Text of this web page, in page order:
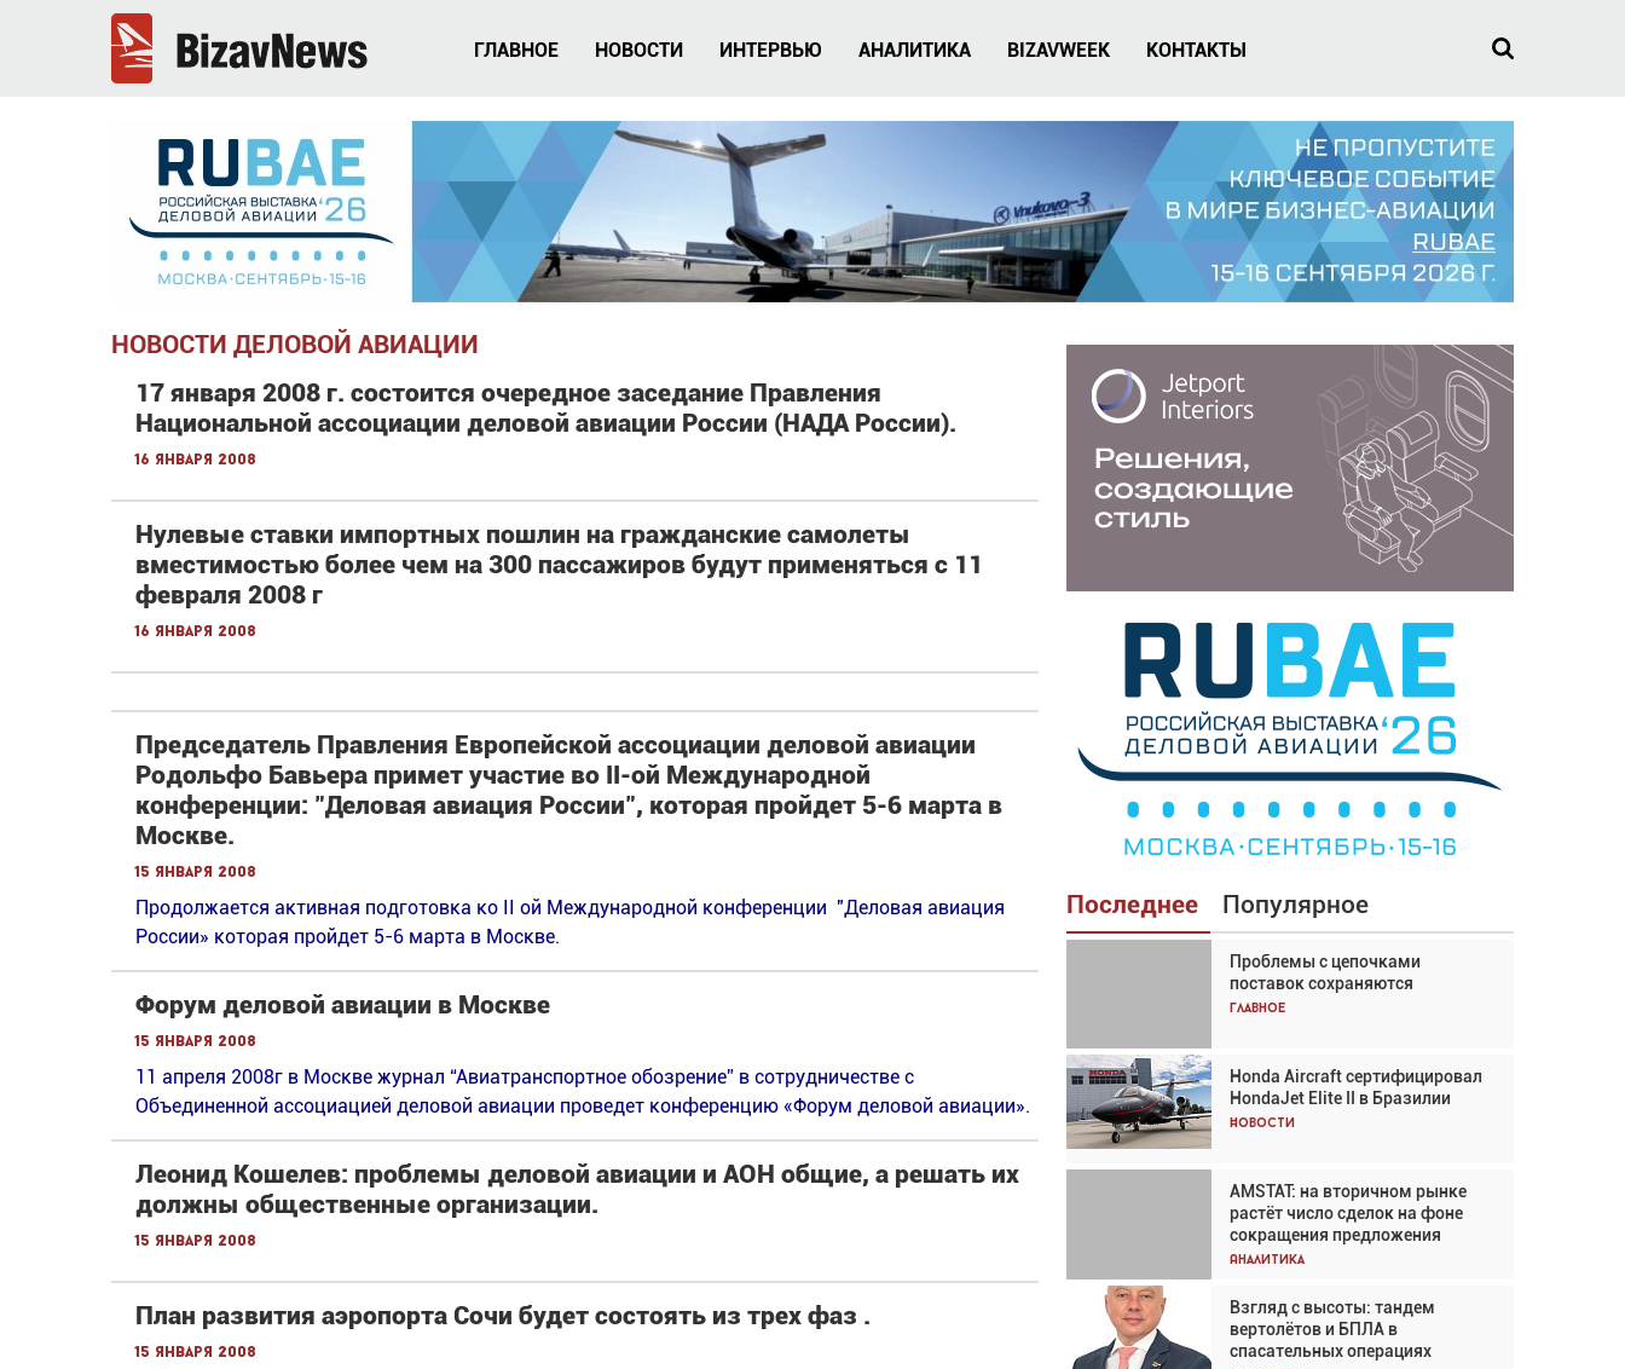
ГЛАВНОЕ НОВОСТИ ИНТЕРВЬЮ АНАЛИТИКА BIZAVWEEK КОНТАКТЫ
НОВОСТИ ДЕЛОВОЙ АВИАЦИИ
17 января 2008 г. состоится очередное заседание Правления
Национальной ассоциации деловой авиации России (НАДА России).
16 января 2008
Нулевые ставки импортных пошлин на гражданские самолеты
вместимостью более чем на 300 пассажиров будут применяться с 11
февраля 2008 г
16 января 2008
Председатель Правления Европейской ассоциации деловой авиации
Родольфо Бавьера примет участие во II-ой Международной
конференции: "Деловая авиация России", которая пройдет 5-6 марта в
Москве.
15 января 2008
Продолжается активная подготовка ко II ой Международной конференции "Деловая авиация
России» которая пройдет 5-6 марта в Москве.
Форум деловой авиации в Москве
15 января 2008
11 апреля 2008г в Москве журнал “Авиатранспортное обозрение” в сотрудничестве c
Объединенной ассоциацией деловой авиации проведет конференцию «Форум деловой авиации».
Леонид Кошелев: проблемы деловой авиации и АОН общие, а решать их
должны общественные организации.
15 января 2008
План развития аэропорта Сочи будет состоять из трех фаз .
15 января 2008
Последнее Популярное
Проблемы с цепочками
поставок сохраняются
Главное
Honda Aircraft сертифицировал
HondaJet Elite II в Бразилии
Новости
AMSTAT: на вторичном рынке
растёт число сделок на фоне
сокращения предложения
Аналитика
Взгляд с высоты: тандем
вертолётов и БПЛА в
спасательных операциях
Взгляд с высоты: тандем
вертолётов и БПЛА в
спасательных операциях
Авиационный фотограф Дэйв
Кох: «Фотография говорит сама
за себя... а ИИ всё портит»
Проблемы с цепочками
поставок сохраняются
Аналитика
Частный самолёт – это актив.
Подходите к покупке
соответствующим образом